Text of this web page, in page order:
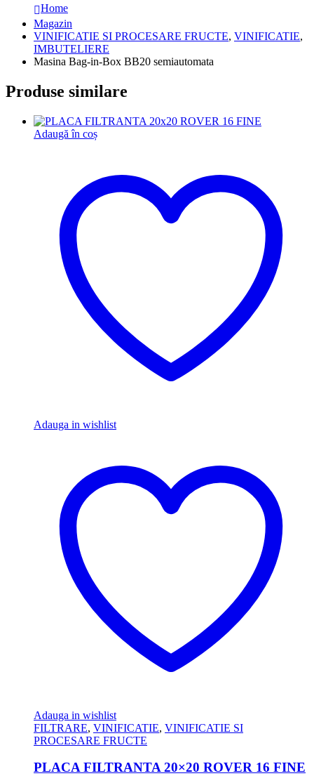
Home
Magazin
VINIFICATIE SI PROCESARE FRUCTE, VINIFICATIE,
IMBUTELIERE
Masina Bag-in-Box BB20 semiautomata
Produse similare
Adaugă în coș
Adauga in wishlist
Adauga in wishlist
FILTRARE, VINIFICATIE, VINIFICATIE SI
PROCESARE FRUCTE
PLACA FILTRANTA 20×20 ROVER 16 FINE